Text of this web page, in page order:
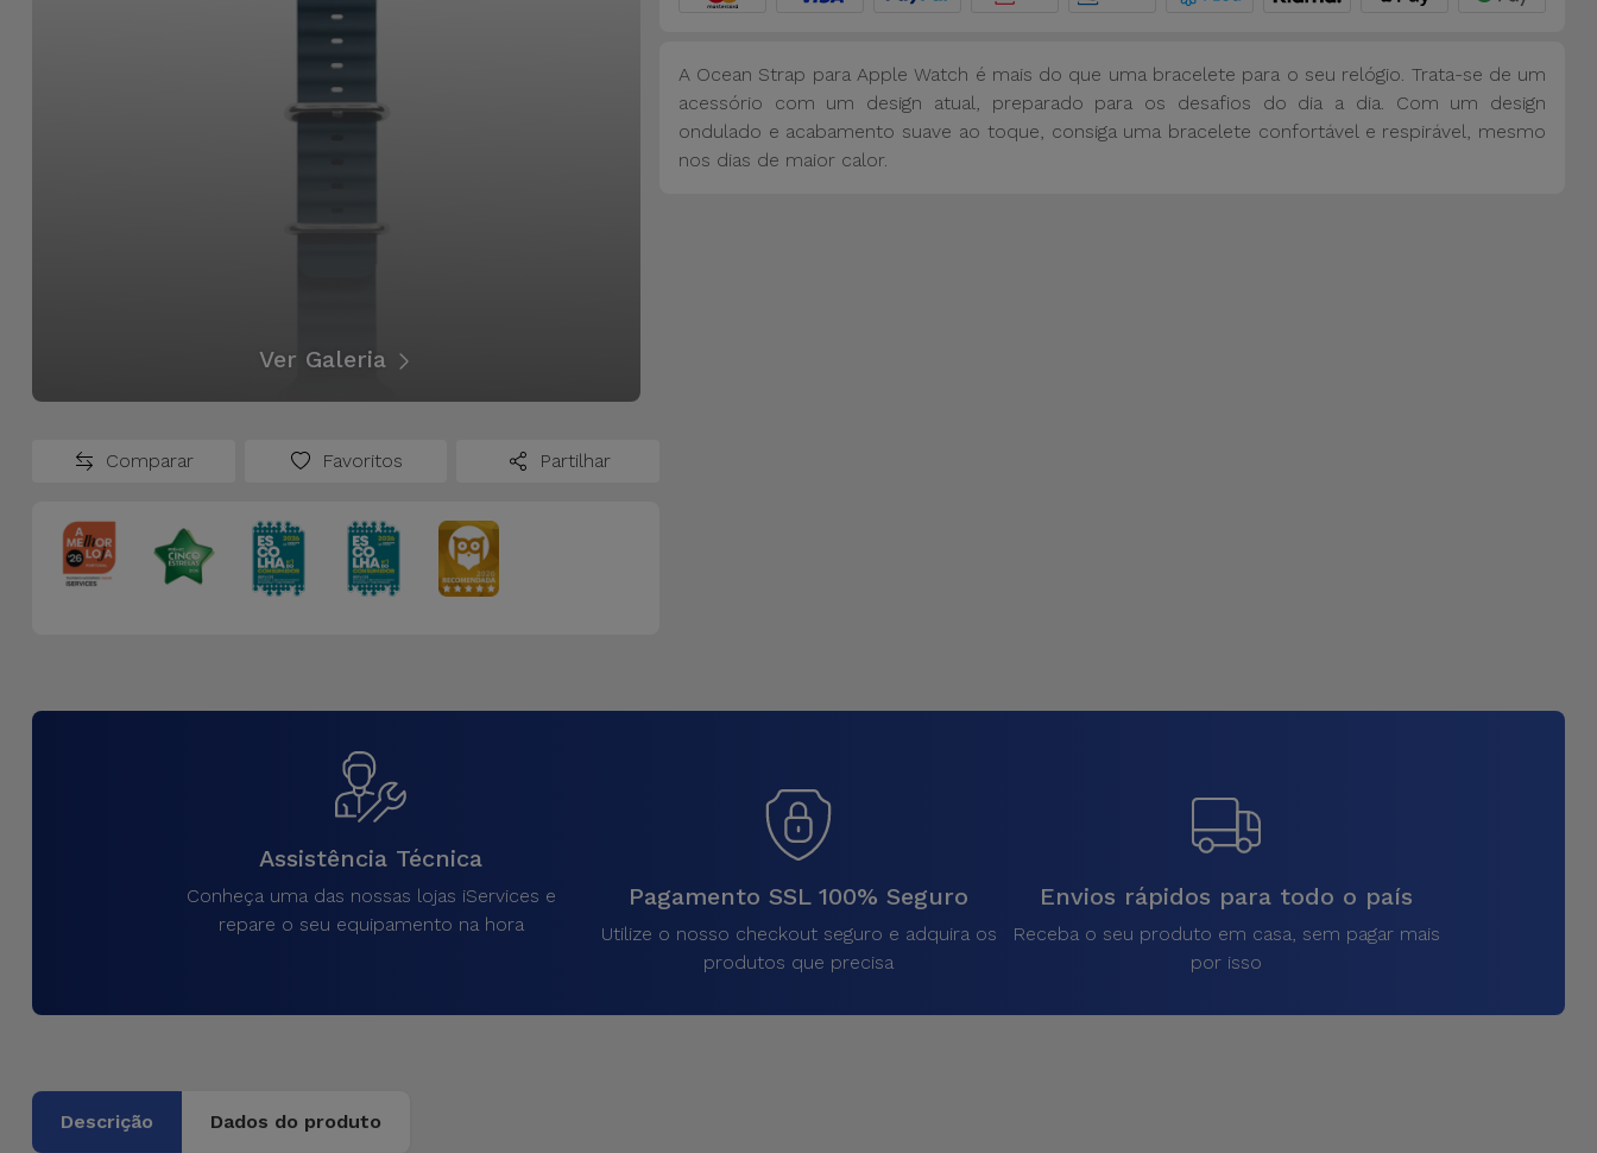
Ver Galeria
Comparar Favoritos Partilhar
A Ocean Strap para Apple Watch é mais do que uma bracelete para o seu relógio. Trata-se de um
acessório com um design atual, preparado para os desafios do dia a dia. Com um design
ondulado e acabamento suave ao toque, consiga uma bracelete confortável e respirável, mesmo
nos dias de maior calor.
Assistência Técnica
Conheça uma das nossas lojas iServices e
repare o seu equipamento na hora
Pagamento SSL 100% Seguro
Utilize o nosso checkout seguro e adquira os
produtos que precisa
Envios rápidos para todo o país
Receba o seu produto em casa, sem pagar mais
por isso
Descrição Dados do produto